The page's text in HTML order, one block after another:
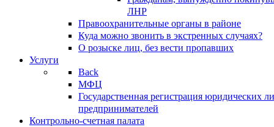
ЛНР
Правоохранительные органы в районе
Куда можно звонить в экстренных случаях?
О розыске лиц, без вести пропавших
Услуги
Back
МФЦ
Государственная регистрация юридических
предпринимателей
Контрольно-счетная палата